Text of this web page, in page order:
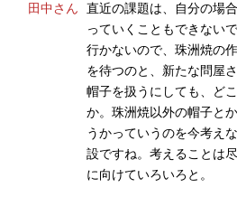
田中さん 直近の課題は、自分の場
っていくこともできない
行かないので、珠洲焼の
を待つのと、新たな問屋
帽子を扱うにしても、ど
か。珠洲焼以外の帽子と
うかっていうのを今考え
設ですね。考えることは
に向けていろいろと。